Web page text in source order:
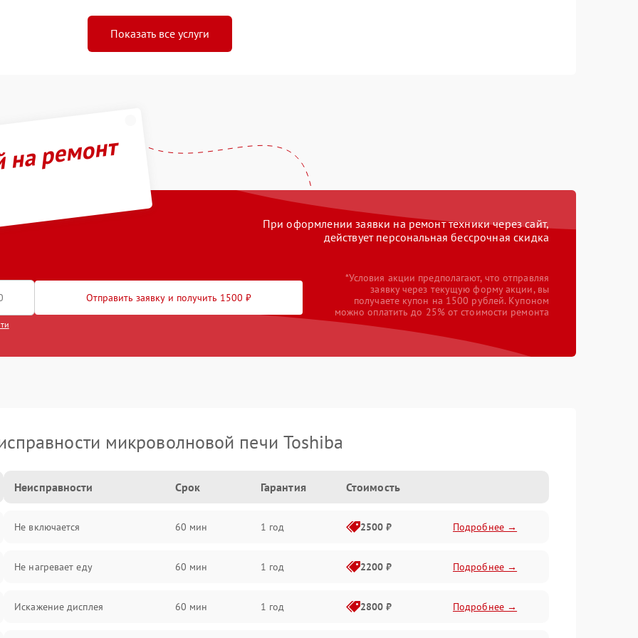
Показать все услуги
ремонт
При оформлении заявки на ремонт техники через сайт,
действует персональная бессрочная скидка
Отправить заявку и получить 1500 ₽
*Условия акции предполагают, что отправляя
заявку через текущую форму акции, вы
получаете купон на 1500 рублей. Купоном
можно оплатить до 25% от стоимости ремонта
микроволновой печи Toshiba
Неисправности Срок Гарантия Стоимость
Не включается 60 мин 1 год 2500 ₽ Подробнее →
Не нагревает еду 60 мин 1 год 2200 ₽ Подробнее →
Искажение дисплея 60 мин 1 год 2800 ₽ Подробнее →